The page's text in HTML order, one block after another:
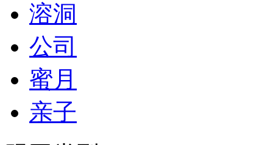
溶洞
公司
蜜月
亲子